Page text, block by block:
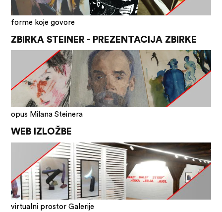
forme koje govore
ZBIRKA STEINER - PREZENTACIJA ZBIRKE
opus Milana Steinera
WEB IZLOŽBE
virtualni prostor Galerije